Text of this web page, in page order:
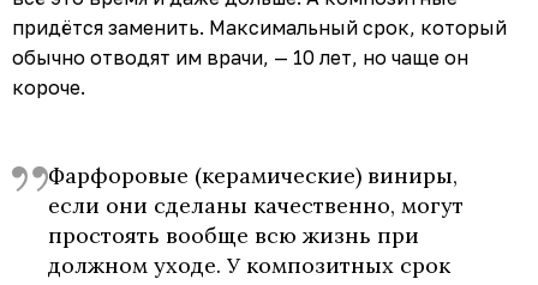
придётся заменить. Максимальный срок, который
обычно отводят им врачи, — 10 лет, но чаще он
короче.
Фарфоровые (керамические) виниры,
если они сделаны качественно, могут
простоять вообще всю жизнь при
должном уходе. У композитных срок